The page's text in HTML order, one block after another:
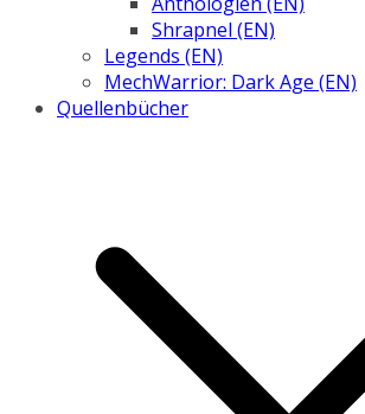
Shrapnel (EN)
Legends (EN)
MechWarrior: Dark Age (EN)
Quellenbücher